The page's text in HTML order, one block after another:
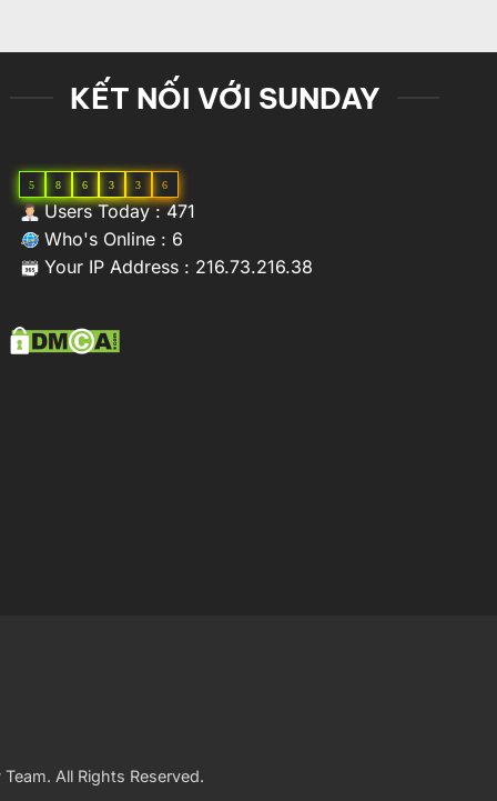
KẾT NỐI VỚI SUNDAY
5 8 6 3 3 6
Users Today : 471
Who's Online : 6
Your IP Address : 216.73.216.38
Team. All Rights Reserved.